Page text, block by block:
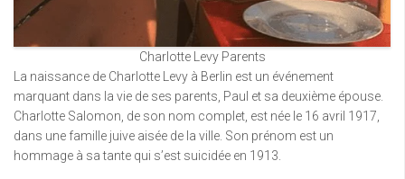
Charlotte Levy Parents
La naissance de Charlotte Levy à Berlin est un événement
marquant dans la vie de ses parents, Paul et sa deuxième épouse.
Charlotte Salomon, de son nom complet, est née le 16 avril 1917,
dans une famille juive aisée de la ville. Son prénom est un
hommage à sa tante qui s’est suicidée en 1913.